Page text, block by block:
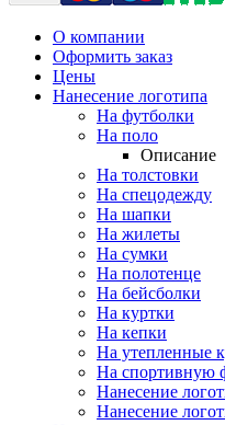
О компании
Оформить заказ
Цены
Нанесение логотипа
На футболки
На поло
Описание
На толстовки
На спецодежду
На шапки
На жилеты
На сумки
На полотенце
На бейсболки
На куртки
На кепки
На утепленные
На спортивную
Нанесение
Нанесение